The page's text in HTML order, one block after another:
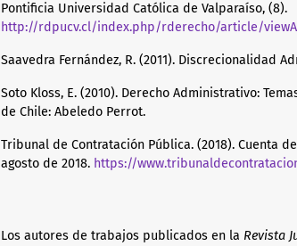
Pontificia Universidad Católica de Valparaíso, (8).
http://rdpucv.cl/index.php/rderecho/article/
Saavedra Fernández, R. (2011). Discrecionalidad
Soto Kloss, E. (2010). Derecho Administrativo:
de Chile: Abeledo Perrot.
Tribunal de Contratación Pública. (2018). Cuenta
agosto de 2018. https://
Los autores de trabajos publicados en la Revista